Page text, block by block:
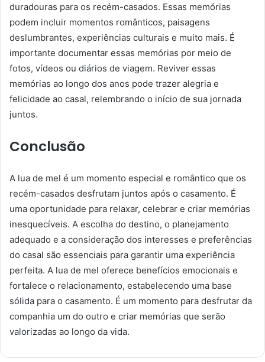
duradouras para os recém-casados. Essas memórias
podem incluir momentos românticos, paisagens
deslumbrantes, experiências culturais e muito mais. É
importante documentar essas memórias por meio de
fotos, vídeos ou diários de viagem. Reviver essas
memórias ao longo dos anos pode trazer alegria e
felicidade ao casal, relembrando o início de sua jornada
juntos.
Conclusão
A lua de mel é um momento especial e romântico que os
recém-casados ​​desfrutam juntos após o casamento. É
uma oportunidade para relaxar, celebrar e criar memórias
inesquecíveis. A escolha do destino, o planejamento
adequado e a consideração dos interesses e preferências
do casal são essenciais para garantir uma experiência
perfeita. A lua de mel oferece benefícios emocionais e
fortalece o relacionamento, estabelecendo uma base
sólida para o casamento. É um momento para desfrutar da
companhia um do outro e criar memórias que serão
valorizadas ao longo da vida.